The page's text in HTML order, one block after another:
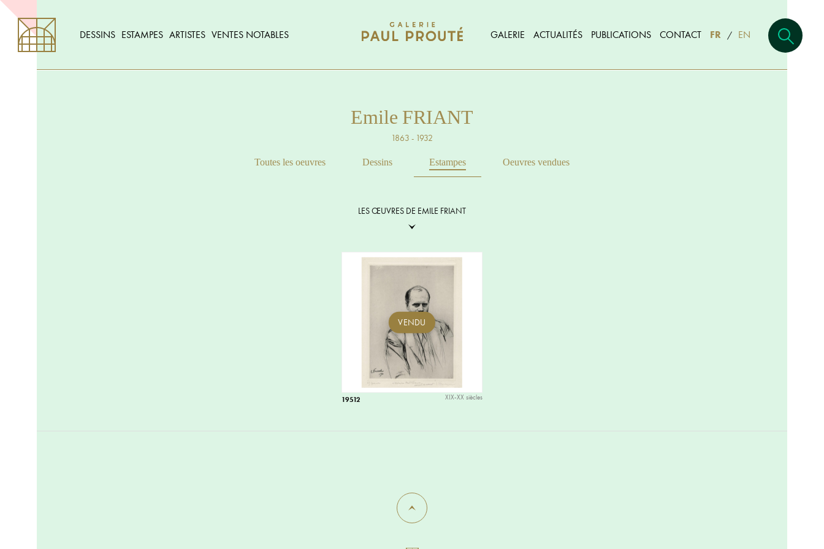
DESSINS ESTAMPES ARTISTES VENTES NOTABLES GALERIE ACTUALITÉS PUBLICATIONS CONTACT FR / EN
Emile FRIANT
1863 - 1932
Toutes les oeuvres Dessins Estampes Oeuvres vendues
LES ŒUVRES DE EMILE FRIANT
VENDU
19512 XIX-XX siècles